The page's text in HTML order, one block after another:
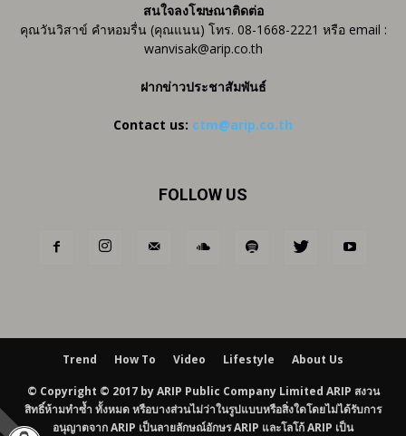
สนใจลงโฆษณาติดต่อ
คุณวันวิสาข์ คำหอมรื่น (คุณแนน) โทร. 08-1668-2221 หรือ email :
wanvisak@arip.co.th
ฝากข่าวประชาสัมพันธ์
Contact us: ctm@arip.co.th
FOLLOW US
Trend How To Video Lifestyle About Us
© Copyright © 2017 by ARIP Public Company Limited ARIP สงวน
สิทธิ์ห้ามทำซ้ำ ทั้งหมด หรือบางส่วนไม่ว่าในรูปแบบหรือสิ่งใดโดยไม่ได้รับการ
อนุญาตจาก ARIP เป็นลายลักษณ์อักษร ARIP และโลโก้ ARIP เป็น